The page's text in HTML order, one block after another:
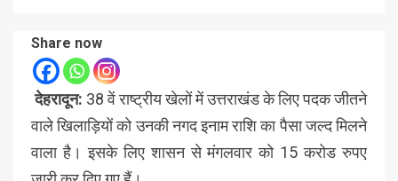
Share now
देहरादून: 38 वें राष्ट्रीय खेलों में उत्तराखंड के लिए पदक जीतने
वाले खिलाड़ियों को उनकी नगद इनाम राशि का पैसा जल्द मिलने
वाला है। इसके लिए शासन से मंगलवार को 15 करोड रुपए